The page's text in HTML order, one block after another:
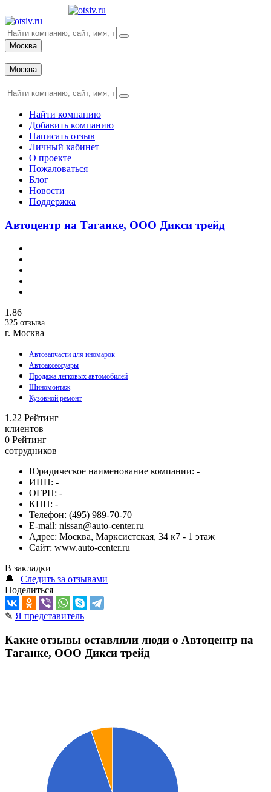
Москва
Москва
Найти компанию
Добавить компанию
Написать отзыв
Личный кабинет
О проекте
Пожаловаться
Блог
Новости
Поддержка
Автоцентр на Таганке, ООО Дикси трейд
1.86
325 отзыва
г. Москва
Автозапчасти для иномарок
Автоаксессуары
Продажа легковых автомобилей
Шиномонтаж
Кузовной ремонт
1.22 Рейтинг
клиентов
0 Рейтинг
сотрудников
Юридическое наименование компании: -
ИНН: -
ОГРН: -
КПП: -
Телефон: (495) 989-70-70
E-mail: nissan@auto-center.ru
Адрес: Москва, Марксистская, 34 к7 - 1 этаж
Сайт: www.auto-center.ru
В закладки
🔔
Следить за отзывами
Поделиться
✎ Я представитель
Какие отзывы оставляли люди о Автоцентр на
Таганке, ООО Дикси трейд